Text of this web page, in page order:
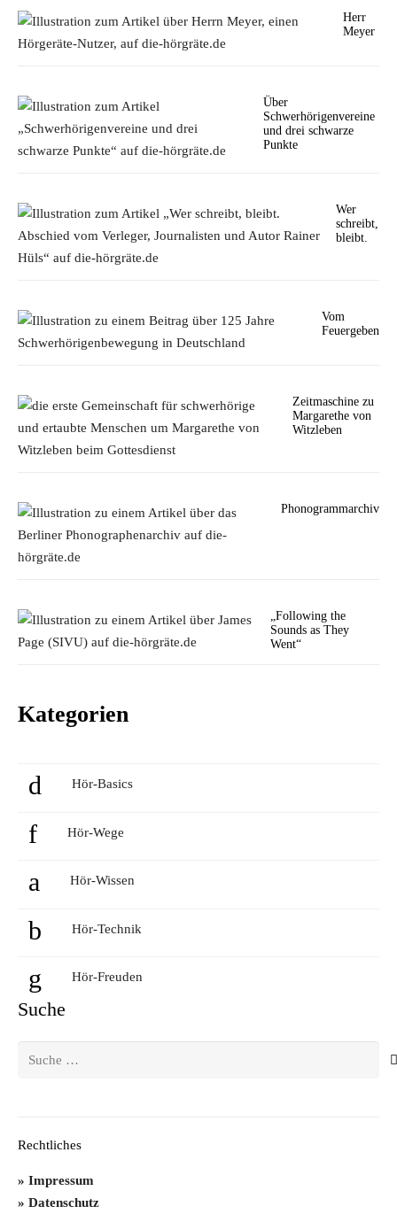
Herr
Meyer
Über
Schwerhörigenvereine
und drei schwarze
Punkte
Wer
schreibt,
bleibt.
Vom
Feuergeben
Zeitmaschine zu
Margarethe von
Witzleben
Phonogrammarchiv
„Following the
Sounds as They
Went“
Kategorien
Hör-Basics
Hör-Wege
Hör-Wissen
Hör-Technik
Hör-Freuden
Suche
Rechtliches
Impressum
Datenschutz